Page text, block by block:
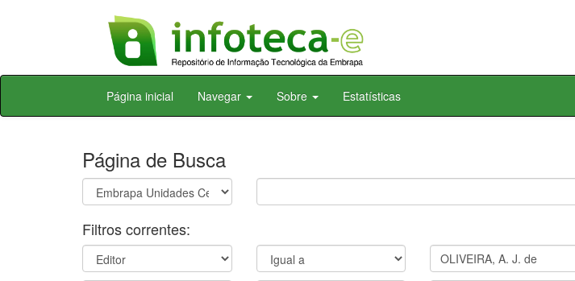
Skip
Página inicial Navegar Sobre Estatísticas
Página de Busca
Filtros correntes: